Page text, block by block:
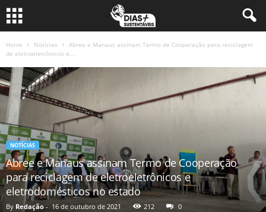
Home Notícias
Abree e Manaus assinam Termo de Cooperação para reciclagem
de eletroeletrônicos e...
NOTÍCIAS
Abree e Manaus assinam Termo de Cooperação
para reciclagem de eletroeletrônicos e
eletrodomésticos no estado
By Redação - 16 de outubro de 2021 212 0